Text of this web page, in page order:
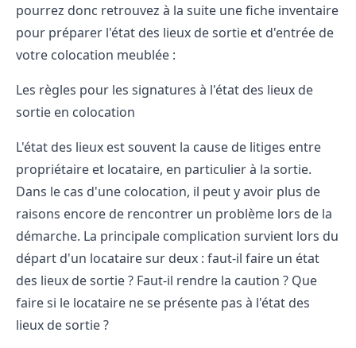
pourrez donc retrouvez à la suite une fiche inventaire
pour préparer l'état des lieux de sortie et d'entrée de
votre colocation meublée :
Les règles pour les signatures à l'état des lieux de
sortie en colocation
L'état des lieux est souvent la cause de litiges entre
propriétaire et locataire, en particulier à la sortie.
Dans le cas d'une colocation, il peut y avoir plus de
raisons encore de rencontrer un problème lors de la
démarche. La principale complication survient lors du
départ d'un locataire sur deux : faut-il faire un état
des lieux de sortie ? Faut-il rendre la caution ? Que
faire si le locataire ne se présente pas à l'état des
lieux de sortie ?